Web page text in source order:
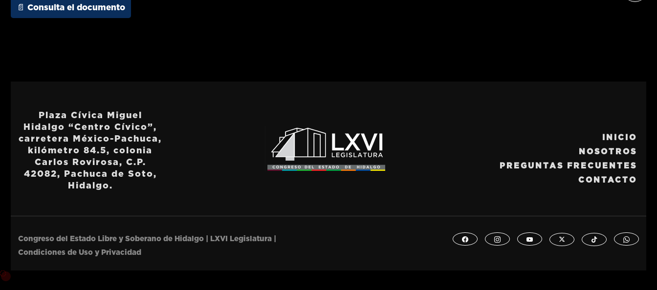
📄 Consulta el documento
Plaza Cívica Miguel
Hidalgo “Centro Cívico”,
carretera México-Pachuca,
kilómetro 84.5, colonia
Carlos Rovirosa, C.P.
42082, Pachuca de Soto,
Hidalgo.
INICIO
NOSOTROS
PREGUNTAS FRECUENTES
CONTACTO
Congreso del Estado Libre y Soberano de Hidalgo | LXVI Legislatura |
Condiciones de Uso y Privacidad